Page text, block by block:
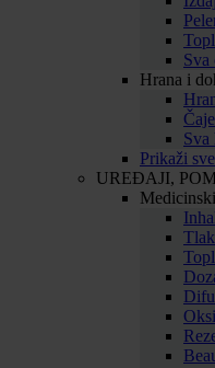
Sva
Hrana i
Sva
Prikaži
UREĐAJI,